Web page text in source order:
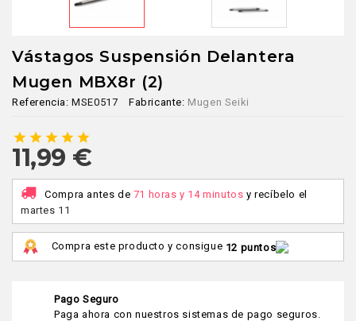
Vástagos Suspensión Delantera
Mugen MBX8r (2)
Referencia: MSE0517 Fabricante: Mugen Seiki
star star star star star
11,99 €
Compra antes de 71 horas y 14 minutos y recíbelo el
martes 11
Compra este producto y consigue 12 puntos
Pago Seguro
Paga ahora con nuestros sistemas de pago seguros.